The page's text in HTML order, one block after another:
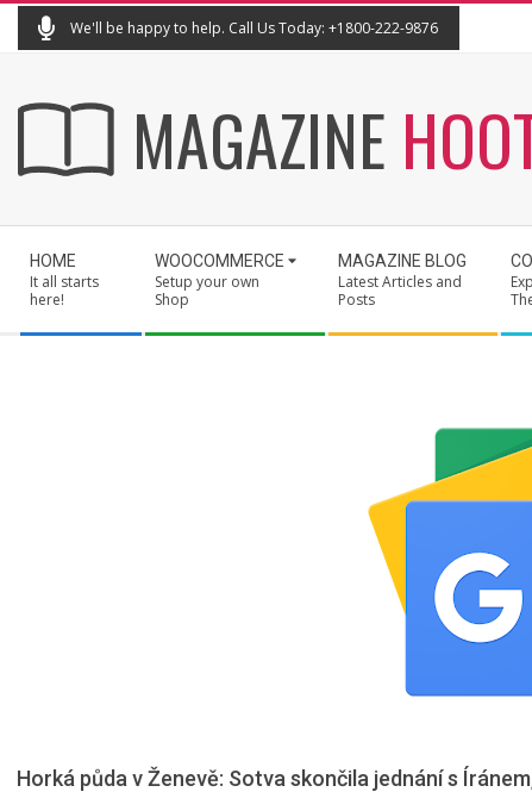
We'll be happy to help. Call Us Today: +1800-222-9876
MAGAZINE
Navigation
Menu
HOME
It all starts
here!
WOOCOMMERCE
Setup your own
Shop
MAGAZINE BLOG
Latest Articles and
Posts
Horká půda v Ženevě: Sotva skončila jednání s